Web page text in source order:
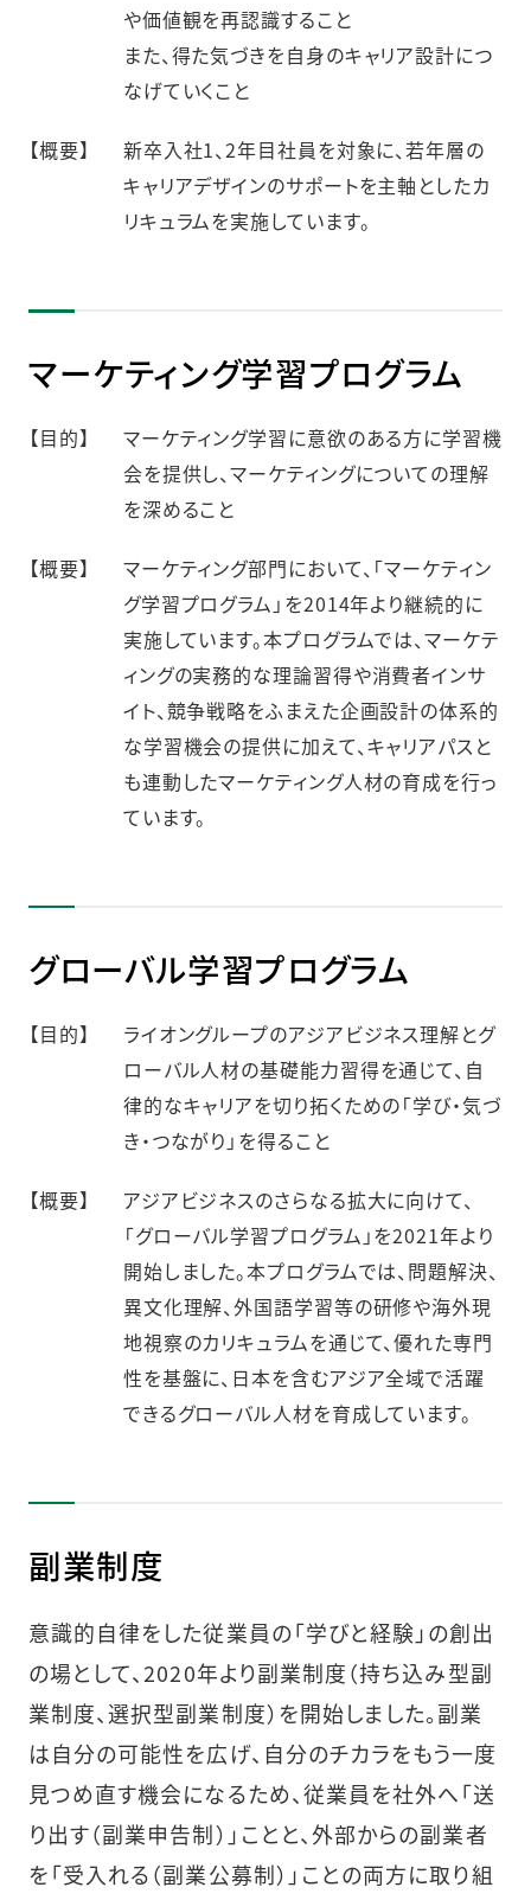
や価値観を再認識すること
また、得た気づきを自身のキャリア設計につ
なげていくこと
【概要】
新卒入社1、2年目社員を対象に、若年層の
キャリアデザインのサポートを主軸としたカ
リキュラムを実施しています。
マーケティング学習プログラム
【目的】
マーケティング学習に意欲のある方に学習機
会を提供し、マーケティングについての理解
を深めること
【概要】
マーケティング部門において、「マーケティン
グ学習プログラム」を2014年より継続的に
実施しています。本プログラムでは、マーケテ
ィングの実務的な理論習得や消費者インサ
イト、競争戦略をふまえた企画設計の体系的
な学習機会の提供に加えて、キャリアパスと
も連動したマーケティング人材の育成を行っ
ています。
グローバル学習プログラム
【目的】
ライオングループのアジアビジネス理解とグ
ローバル人材の基礎能力習得を通じて、自
律的なキャリアを切り拓くための「学び・気づ
き・つながり」を得ること
【概要】
アジアビジネスのさらなる拡大に向けて、
「グローバル学習プログラム」を2021年より
開始しました。本プログラムでは、問題解決、
異文化理解、外国語学習等の研修や海外現
地視察のカリキュラムを通じて、優れた専門
性を基盤に、日本を含むアジア全域で活躍
できるグローバル人材を育成しています。
副業制度
意識的自律をした従業員の「学びと経験」の創出
の場として、2020年より副業制度（持ち込み型副
業制度、選択型副業制度）を開始しました。副業
は自分の可能性を広げ、自分のチカラをもう一度
見つめ直す機会になるため、従業員を社外へ「送
り出す（副業申告制）」ことと、外部からの副業者
を「受入れる（副業公募制）」ことの両方に取り組